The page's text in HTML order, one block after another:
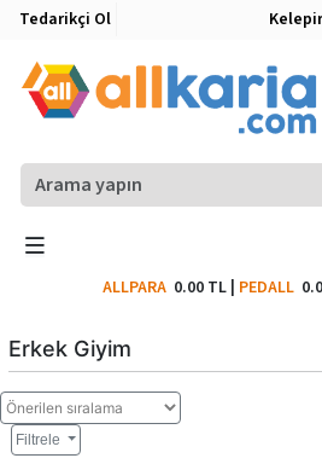
Tedarikçi Ol
ALLPARA 0.00 TL| PEDALL
Erkek Giyim
Filtrele